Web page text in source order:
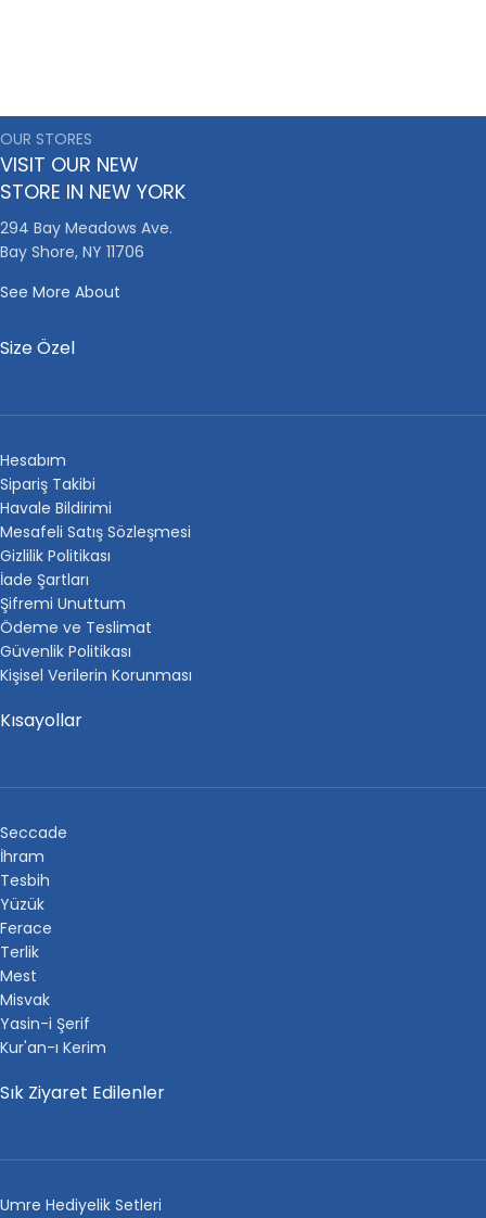
OUR STORES
VISIT OUR NEW
STORE IN NEW YORK
294 Bay Meadows Ave.
Bay Shore, NY 11706
See More About
Size Özel
Hesabım
Sipariş Takibi
Havale Bildirimi
Mesafeli Satış Sözleşmesi
Gizlilik Politikası
İade Şartları
Şifremi Unuttum
Ödeme ve Teslimat
Güvenlik Politikası
Kişisel Verilerin Korunması
Kısayollar
Seccade
İhram
Tesbih
Yüzük
Ferace
Terlik
Mest
Misvak
Yasin-i Şerif
Kur'an-ı Kerim
Sık Ziyaret Edilenler
Umre Hediyelik Setleri